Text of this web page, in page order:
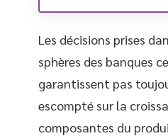
Les décisions prises
sphères des banques
garantissent pas
escompté sur la
composantes du